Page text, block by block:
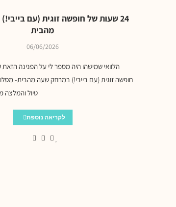
24 שעות של חופשה זוגית (עם
מהבית
06/06/2026
חופשה זוגית (עם בייבי!) במרחק שעה מהבית-
טיול
לקריאה נוספת